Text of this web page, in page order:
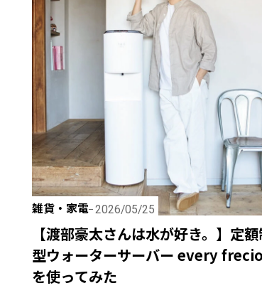
雑貨・家電 2026/05/25
【渡部豪太さんは水が好き。】定
型ウォーターサーバー every
を使ってみた